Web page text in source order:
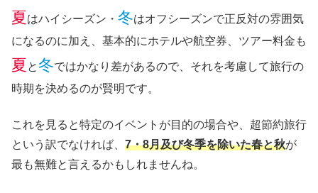
夏 はハイシーズン・ 冬はオフシーズンで正反対の雰囲気
になるのに加え、基本的にホテルや航空券、ツアー料金も
夏 と冬ではかなり差があるので、それを考慮して旅行の
時期を決めるのが賢明です。
これを見ると特定のイベントが目的の場合や、超節約旅行
という訳でなければ、 7・8月及び冬季を除いた春と秋が
最も無難と言えるかもしれませんね。